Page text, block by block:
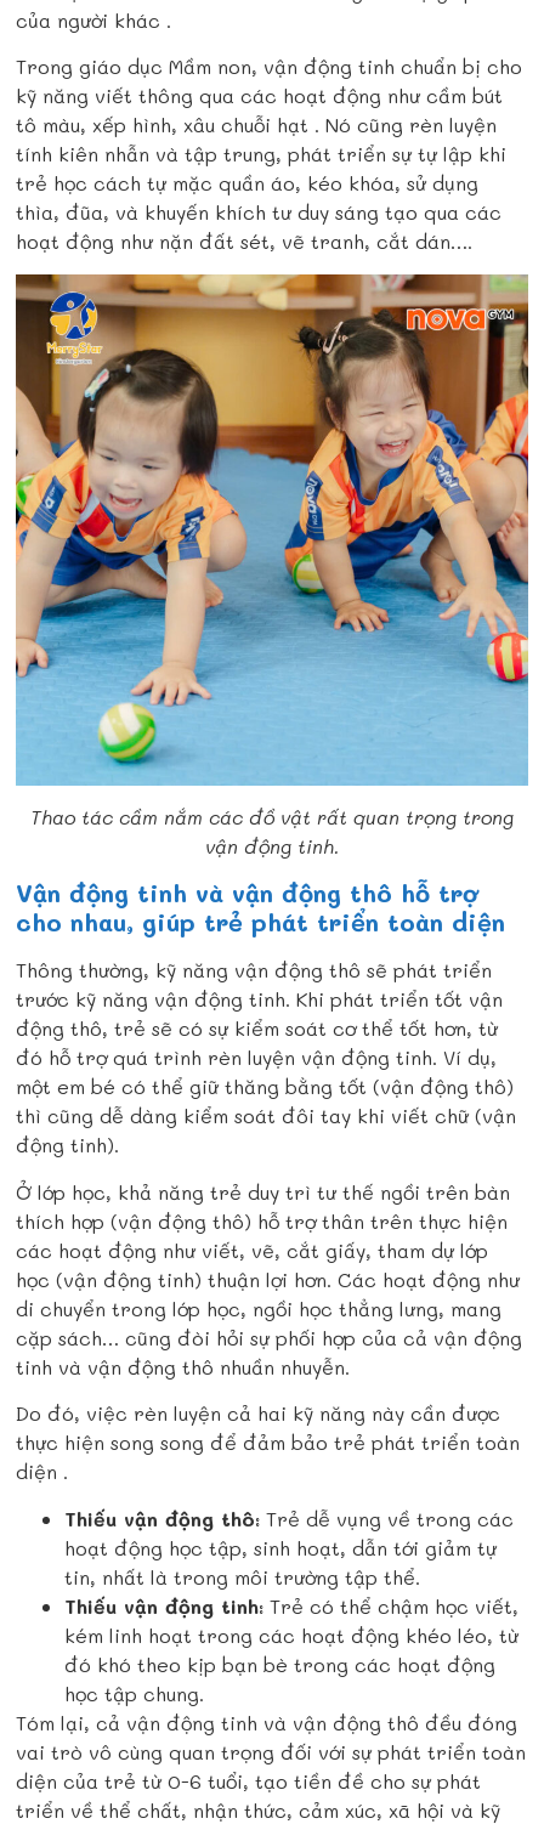
của người khác .
Trong giáo dục Mầm non, vận động tinh chuẩn bị cho
kỹ năng viết thông qua các hoạt động như cầm bút
tô màu, xếp hình, xâu chuỗi hạt . Nó cũng rèn luyện
tính kiên nhẫn và tập trung, phát triển sự tự lập khi
trẻ học cách tự mặc quần áo, kéo khóa, sử dụng
thìa, đũa, và khuyến khích tư duy sáng tạo qua các
hoạt động như nặn đất sét, vẽ tranh, cắt dán….
Thao tác cầm nắm các đồ vật rất quan trọng trong
vận động tinh.
Vận động tinh và vận động thô hỗ trợ
cho nhau, giúp trẻ phát triển toàn diện
Thông thường, kỹ năng vận động thô sẽ phát triển
trước kỹ năng vận động tinh. Khi phát triển tốt vận
động thô, trẻ sẽ có sự kiểm soát cơ thể tốt hơn, từ
đó hỗ trợ quá trình rèn luyện vận động tinh. Ví dụ,
một em bé có thể giữ thăng bằng tốt (vận động thô)
thì cũng dễ dàng kiểm soát đôi tay khi viết chữ (vận
động tinh).
Ở lớp học, khả năng trẻ duy trì tư thế ngồi trên bàn
thích hợp (vận động thô) hỗ trợ thân trên thực hiện
các hoạt động như viết, vẽ, cắt giấy, tham dự lớp
học (vận động tinh) thuận lợi hơn. Các hoạt động như
di chuyển trong lớp học, ngồi học thẳng lưng, mang
cặp sách… cũng đòi hỏi sự phối hợp của cả vận động
tinh và vận động thô nhuần nhuyễn.
Do đó, việc rèn luyện cả hai kỹ năng này cần được
thực hiện song song để đảm bảo trẻ phát triển toàn
diện .
Thiếu vận động thô: Trẻ dễ vụng về trong các
hoạt động học tập, sinh hoạt, dẫn tới giảm tự
tin, nhất là trong môi trường tập thể.
Thiếu vận động tinh: Trẻ có thể chậm học viết,
kém linh hoạt trong các hoạt động khéo léo, từ
đó khó theo kịp bạn bè trong các hoạt động
học tập chung.
Tóm lại, cả vận động tinh và vận động thô đều đóng
vai trò vô cùng quan trọng đối với sự phát triển toàn
diện của trẻ từ 0-6 tuổi, tạo tiền đề cho sự phát
triển về thể chất, nhận thức, cảm xúc, xã hội và kỹ